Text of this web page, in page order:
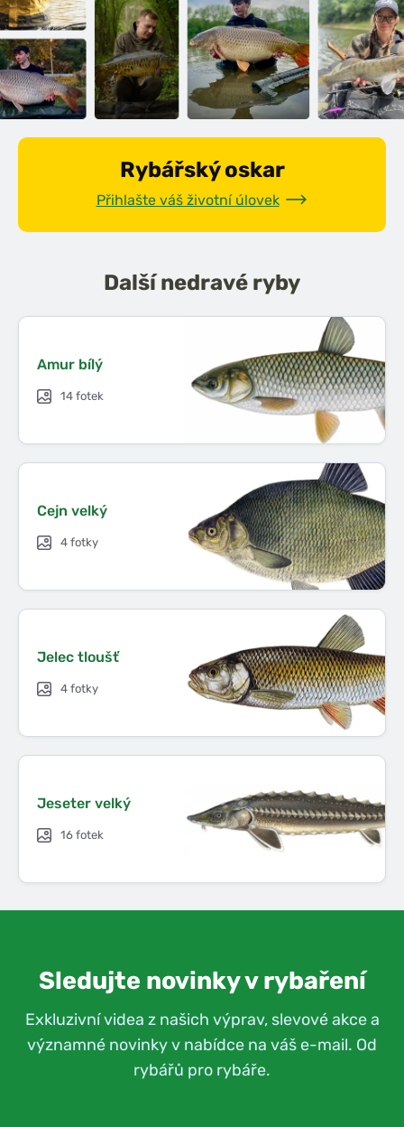
Rybářský oskar
Přihlašte váš životní úlovek
Dalšínedravé ryby
Amur bílý
14 fotek
Cejn velký
4 fotky
Jelec tloušť
4 fotky
Jeseter velký
16 fotek
Sledujte novinky v rybaření
Exkluzivní videa z našich výprav, slevové akce a
významné novinky v nabídce na váš e-mail. Od
rybářů pro rybáře.